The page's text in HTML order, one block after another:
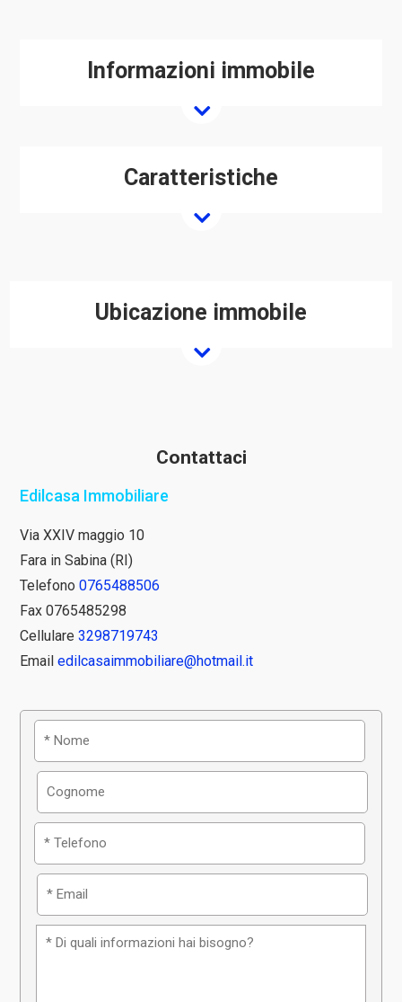
Informazioni immobile
Caratteristiche
Ubicazione immobile
Contattaci
Edilcasa Immobiliare
Via XXIV maggio 10
Fara in Sabina (RI)
Telefono 0765488506
Fax 0765485298
Cellulare 3298719743
Email edilcasaimmobiliare@hotmail.it